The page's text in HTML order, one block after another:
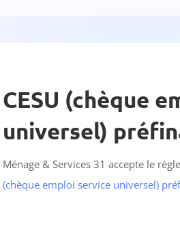
CESU (chèque
universel)
Ménage & Services 31 accepte le
(chèque emploi service universel)